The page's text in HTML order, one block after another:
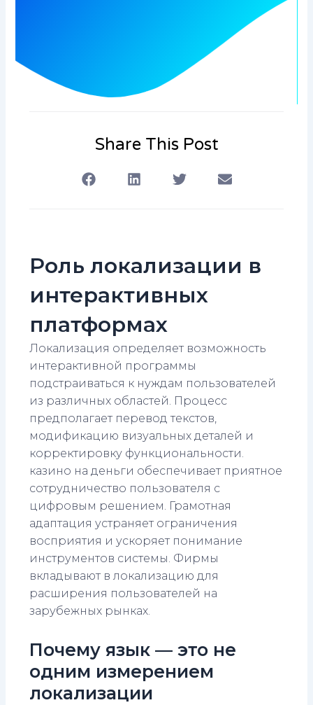
Share This Post
Роль локализации в
интерактивных
платформах
Локализация определяет возможность
интерактивной программы
подстраиваться к нуждам пользователей
из различных областей. Процесс
предполагает перевод текстов,
модификацию визуальных деталей и
корректировку функциональности.
казино на деньги обеспечивает приятное
сотрудничество пользователя с
цифровым решением. Грамотная
адаптация устраняет ограничения
восприятия и ускоряет понимание
инструментов системы. Фирмы
вкладывают в локализацию для
расширения пользователей на
зарубежных рынках.
Почему язык — это не
одним измерением
локализации